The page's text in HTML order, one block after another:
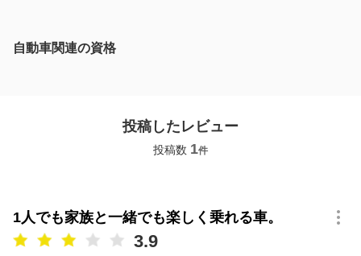
自動車関連の資格
投稿したレビュー
投稿数 1件
1人でも家族と一緒でも楽しく乗れる車。
3.9